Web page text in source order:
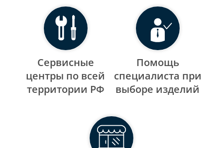
Сервисные
центры по всей
территории РФ
Помощь
специалиста при
выборе изделий